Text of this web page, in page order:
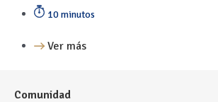
10 minutos
Ver más
Comunidad